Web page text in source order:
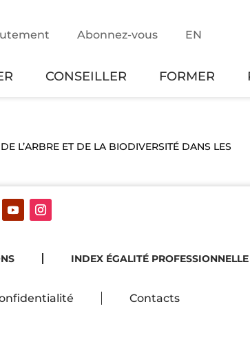
Abonnez-vous EN
CONSEILLER FORMER
L’ARBRE ET DE LA BIODIVERSITÉ DANS LES
INDEX ÉGALITÉ PROFESSIONNELLE
Contacts